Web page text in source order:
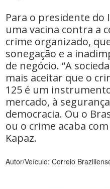
Para o presidente do
uma vacina contra a
crime organizado,
sonegação e a
de negócio. “A
mais aceitar que o
125 é um
mercado, à
democracia. Ou o
ou o crime acaba
Kapaz.
Autor/Veículo: Correio